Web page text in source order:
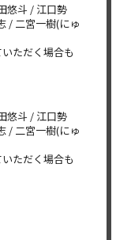
悠斗 / 江口勢
/ 二宮一樹(にゅ
ただく場合も
悠斗 / 江口勢
/ 二宮一樹(にゅ
ただく場合も